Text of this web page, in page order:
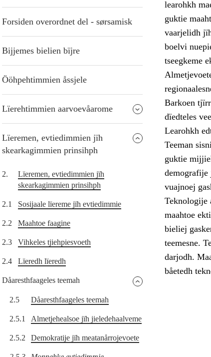
Forsiden overordnet del - sørsamisk
Bijjemes bielien bïjre
Ööhpehtimmien åssjele
Lïerehtimmien aarvoevåarome
Lïeremen, evtiedimmien jïh
skearkagimmien prinsihph
2.
Lïeremen, evtiedimmien jïh
skearkagimmien prinsihph
2.1 Sosijaale lïereme jïh evtiedimmie
2.2 Maahtoe faagine
2.3 Vihkeles tjiehpiesvoeth
2.4 Lïeredh lïeredh
Dåaresthfaageles teemah
2.5 Dåaresthfaageles teemah
2.5.1 Almetjehealsoe jïh jieledehaalveme
2.5.2 Demokratije jïh meatanårrojevoete
learohkh
guktie
vaarjelidh
boelvi
tseegkeme
Barkoen
dïedteles
Learohkh
Teeman
guktie
demografije
vuajnoej
Teknologije
maahtoe
bieliej
teemesne.
darjodh.
båetedh